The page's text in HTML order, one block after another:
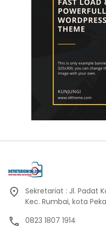
Sekretariat : Jl. Padat
Kec. Rumbai, kota
0823 1807 1914